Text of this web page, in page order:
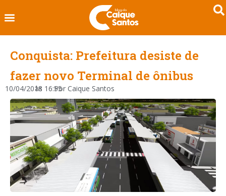
Conquista: Prefeitura desiste de
fazer novo Terminal de ônibus
10/04/2018
às 16:55
Por Caique Santos